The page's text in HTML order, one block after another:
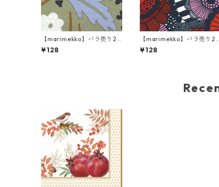
【marimekko】バラ売り2
枚 ランチサイズ ペーパーナ
プキン SUVI グリーン
¥128
【marimekko】バラ売り2
枚 ランチサイズ ペーパーナ
プキン
¥128